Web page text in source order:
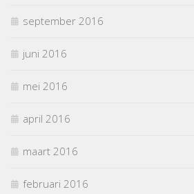
september 2016
juni 2016
mei 2016
april 2016
maart 2016
februari 2016